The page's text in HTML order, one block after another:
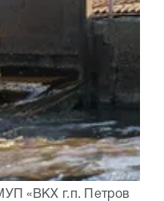
«ВКХ г.п. Петров